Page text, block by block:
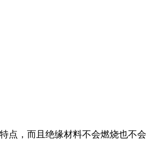
点，而且绝缘材料不会燃烧也不会